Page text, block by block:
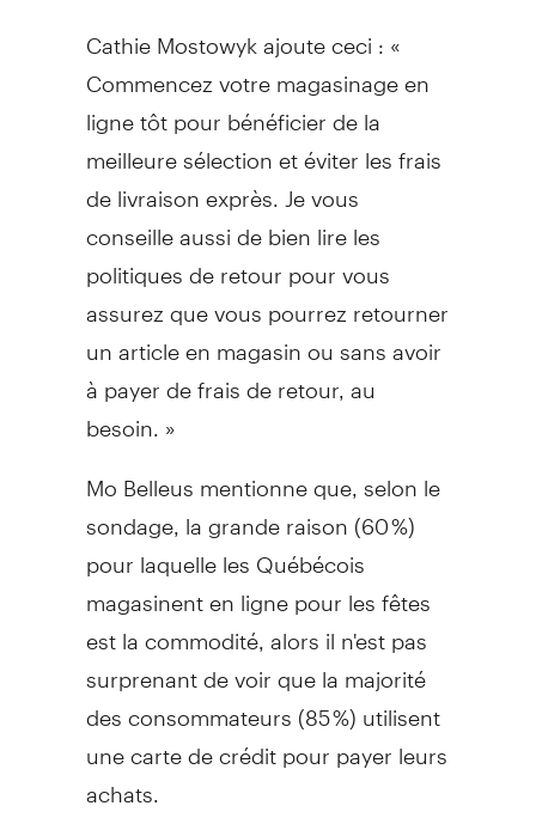
Cathie Mostowyk ajoute ceci : «
Commencez votre magasinage en
ligne tôt pour bénéficier de la
meilleure sélection et éviter les frais
de livraison exprès. Je vous
conseille aussi de bien lire les
politiques de retour pour vous
assurez que vous pourrez retourner
un article en magasin ou sans avoir
à payer de frais de retour, au
besoin. »
Mo Belleus mentionne que, selon le
sondage, la grande raison (60 %)
pour laquelle les Québécois
magasinent en ligne pour les fêtes
est la commodité, alors il n'est pas
surprenant de voir que la majorité
des consommateurs (85 %) utilisent
une carte de crédit pour payer leurs
achats.